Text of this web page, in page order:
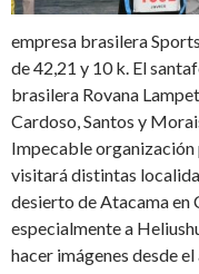
empresa brasilera
de 42,21 y 10 k. El
brasilera Rovana
Cardoso, Santos y
Impecable
visitará distintas
desierto de Atacama en
especialmente a
hacer imágenes desde el